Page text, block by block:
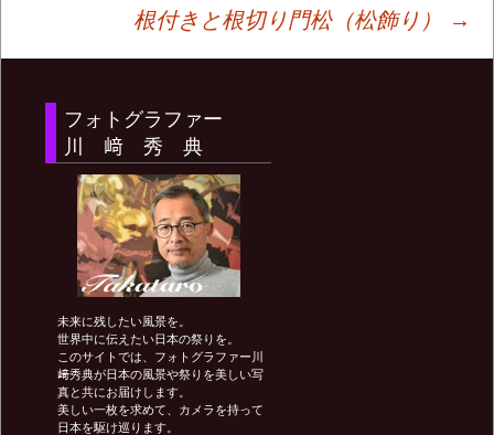
ナ
ビ
根付きと根切り門松（松飾り）
→
フォトグラファー
川 﨑 秀 典
未来に残したい風景を。
世界中に伝えたい日本の祭りを。
このサイトでは、フォトグラファー川
﨑秀典が日本の風景や祭りを美しい写
真と共にお届けします。
美しい一枚を求めて、カメラを持って
日本を駆け巡ります。